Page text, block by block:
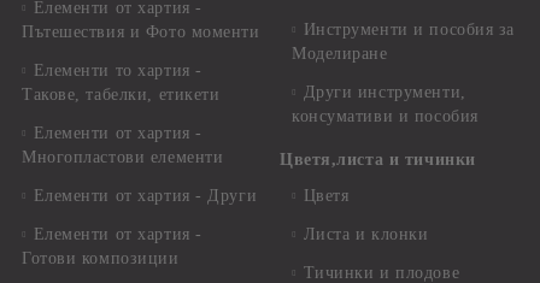
Елементи от хартия -
Пътешествия и Фото моменти
Елементи то хартия -
Такове, табелки, етикети
Елементи от хартия -
Многопластови елементи
Елементи от хартия - Други
Елементи от хартия -
Готови композиции
Инструменти и пособия за
Моделиране
Други инструменти,
консумативи и пособия
Цветя,листа и тичинки
Цветя
Листа и клонки
Тичинки и плодове